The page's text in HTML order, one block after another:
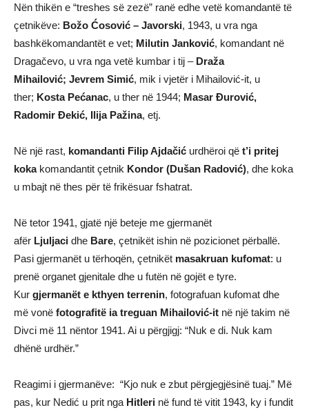
Nën thikën e “treshes së zezë” ranë edhe vetë komandantë të
çetnikëve: Božo Ćosović – Javorski, 1943, u vra nga
bashkëkomandantët e vet; Milutin Janković, komandant në
Dragačevo, u vra nga vetë kumbar i tij – Draža
Mihailović; Jevrem Simić, mik i vjetër i Mihailović-it, u
ther; Kosta Pećanac, u ther në 1944; Masar Đurović,
Radomir Đekić, Ilija Pažina, etj.
Në një rast, komandanti Filip Ajdačić urdhëroi që t’i pritej
kokakomandantit çetnik Kondor (Dušan Radović), dhe koka
u mbajt në thes për të frikësuar fshatrat.
Në tetor 1941, gjatë një beteje me gjermanët
afër Ljuljaci dhe Bare, çetnikët ishin në pozicionet përballë.
Pasi gjermanët u tërhoqën, çetnikët masakruan kufomat: u
prenë organet gjenitale dhe u futën në gojët e tyre.
Kur gjermanët e kthyen terrenin, fotografuan kufomat dhe
më vonë fotografitë ia treguan Mihailović-it në një takim në
Divci më 11 nëntor 1941. Ai u përgjigj: “Nuk e di. Nuk kam
dhënë urdhër.”
Reagimi i gjermanëve: “Kjo nuk e zbut përgjegjësinë tuaj.” Më
pas, kur Nedić u prit nga Hitleri në fund të vitit 1943, ky i fundit